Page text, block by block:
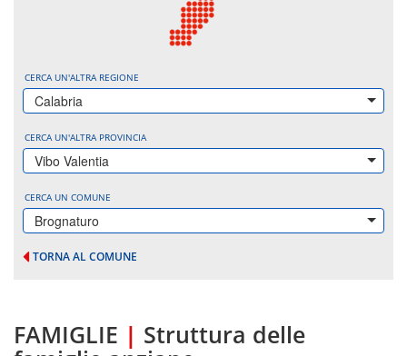
CERCA UN'ALTRA REGIONE
Calabria
CERCA UN'ALTRA PROVINCIA
Vibo Valentia
CERCA UN COMUNE
Brognaturo
TORNA AL COMUNE
FAMIGLIE | Struttura delle